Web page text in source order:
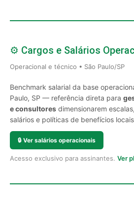
⚙️ Cargos e Salários
Operacional e técnico • São Paulo/SP
Benchmark salarial da base
Paulo, SP — referência direta para
e consultores dimensionarem
salários e políticas de benefícios
🔒 Ver salários operacionais
Acesso exclusivo para assinantes. Ver